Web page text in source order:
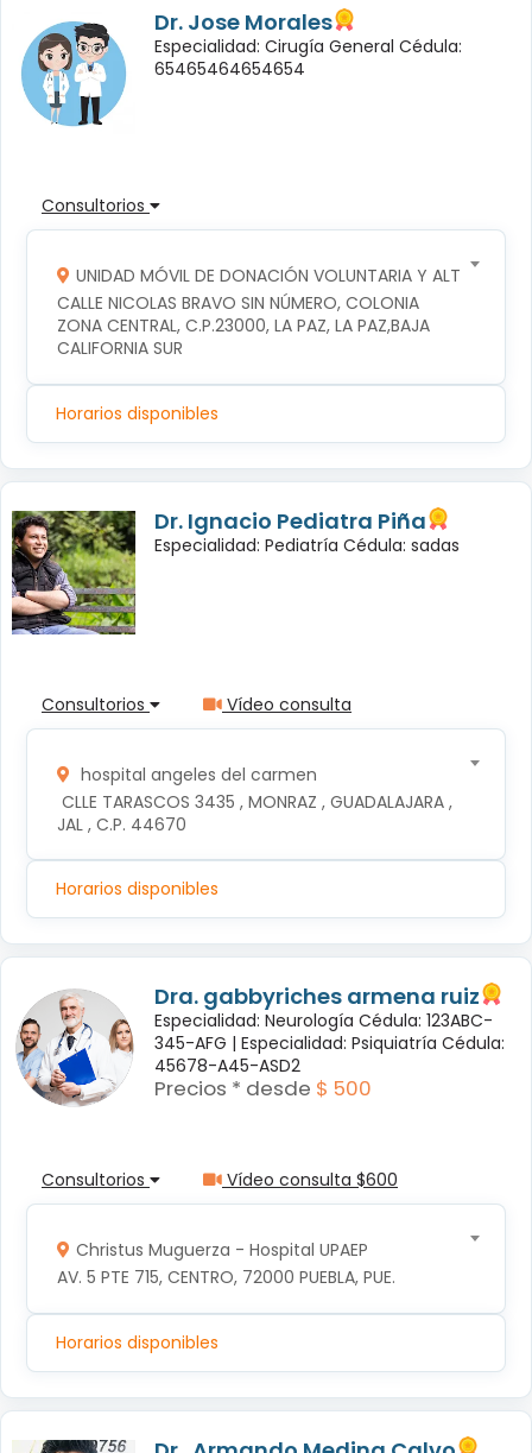
Dr. Jose Morales
Especialidad: Cirugía General Cédula:
65465464654654
Consultorios
UNIDAD MÓVIL DE DONACIÓN VOLUNTARIA Y ALTRUISTA
CALLE NICOLAS BRAVO SIN NÚMERO, COLONIA
ZONA CENTRAL, C.P.23000, LA PAZ, LA PAZ,BAJA
CALIFORNIA SUR
Horarios disponibles
Dr. Ignacio Pediatra Piña
Especialidad: Pediatría Cédula: sadas
Consultorios Vídeo consulta
hospital angeles del carmen
JAL , C.P. 44670
Horarios disponibles
Dra. gabbyriches armena ruiz
Especialidad: Neurología Cédula: 123ABC-
345-AFG | Especialidad: Psiquiatría Cédula:
45678-A45-ASD2
Precios * desde $ 500
Consultorios Vídeo consulta $600
Christus Muguerza - Hospital UPAEP
AV. 5 PTE 715, CENTRO, 72000 PUEBLA, PUE.
Horarios disponibles